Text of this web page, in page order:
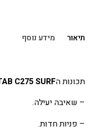
תיאור מידע נוסף
תכונות הC275 SURF
– שאיבה יעילה.
– פניות חדות.